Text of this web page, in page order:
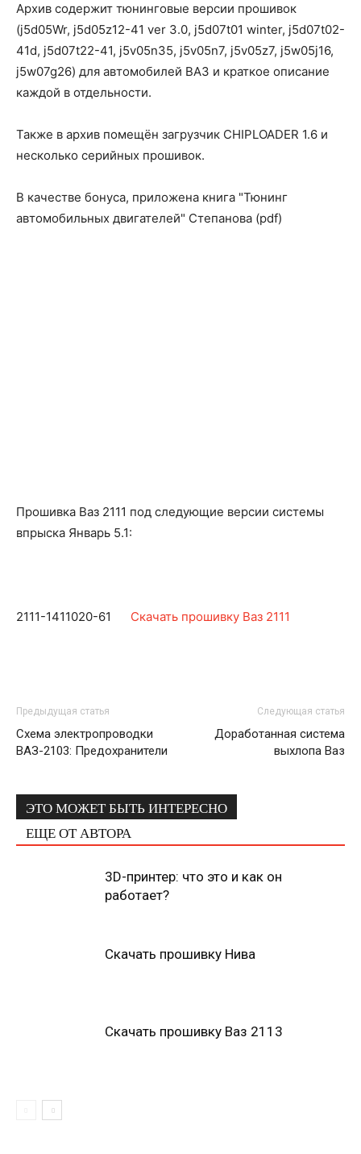
Архив содержит тюнинговые версии прошивок
(j5d05Wr, j5d05z12-41 ver 3.0, j5d07t01 winter, j5d07t02-
41d, j5d07t22-41, j5v05n35, j5v05n7, j5v05z7, j5w05j16,
j5w07g26) для автомобилей ВАЗ и краткое описание
каждой в отдельности.
Также в архив помещён загрузчик CHIPLOADER 1.6 и
несколько серийных прошивок.
В качестве бонуса, приложена книга "Тюнинг
автомобильных двигателей" Степанова (pdf)
Прошивка Ваз 2111 под следующие версии системы
впрыска Январь 5.1:
2111-1411020-61 Скачать прошивку Ваз 2111
Предыдущая статья
Схема электропроводки
ВАЗ-2103: Предохранители
Следующая статья
Доработанная система
выхлопа Ваз
ЭТО МОЖЕТ БЫТЬ ИНТЕРЕСНО
ЕЩЕ ОТ АВТОРА
3D-принтер: что это и как он
работает?
Скачать прошивку Нива
Скачать прошивку Ваз 2113